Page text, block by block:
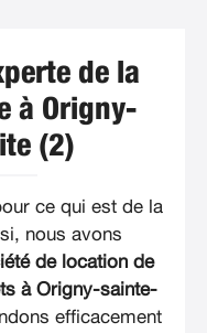
de la
à Origny-
(2)
ce qui est de la
nous avons
de location de
à Origny-sainte-
efficacement